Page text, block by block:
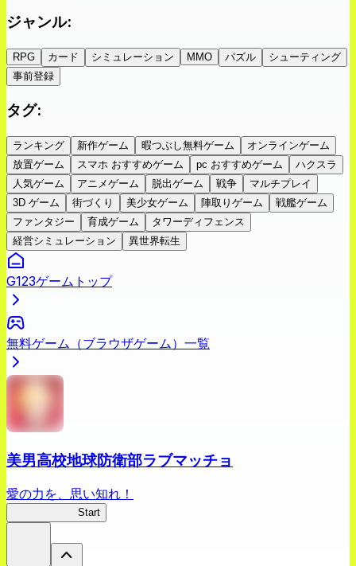
ジャンル:
RPG カード シミュレーション MMO パズル
シューティング
事前登録
タグ:
ランキング 新作ゲーム 暇つぶし無料ゲーム
オンラインゲーム
放置ゲーム
スマホ おすすめゲーム pc おすすめゲーム
ハクスラ
人気ゲーム
アニメゲーム 脱出ゲーム 戦争
マルチプレイ
3D ゲーム
街づくり 美少女ゲーム 陣取りゲーム
戦艦ゲーム
ファンタジー
育成ゲーム
タワーディフェンス
経営シミュレーション
異世界転生
G123ゲームトップ
無料ゲーム（ブラウザゲーム）一覧
美男高校地球防衛部ラブマッチョ
愛の力を、思い知れ！
Start